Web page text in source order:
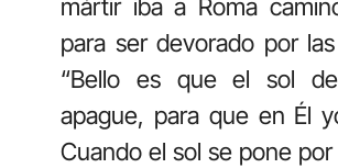
mártir iba a Roma
para ser devorado por
“Bello es que el sol
apague, para que en Él
Cuando el sol se pone